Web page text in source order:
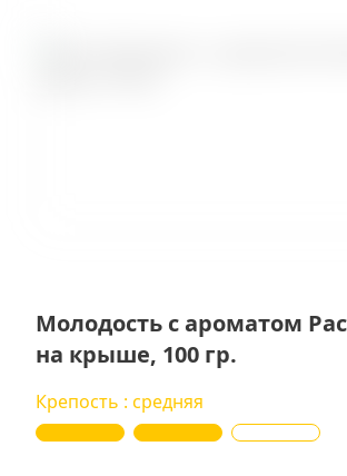
Молодость с ароматом
на крыше, 100 гр.
Крепость : средняя